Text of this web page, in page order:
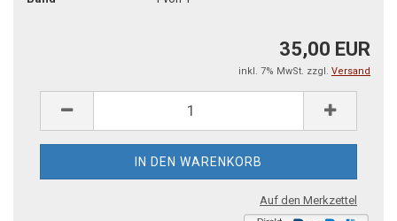
35,00 EUR
inkl. 7% MwSt. zzgl. Versand
Auf den Merkzettel